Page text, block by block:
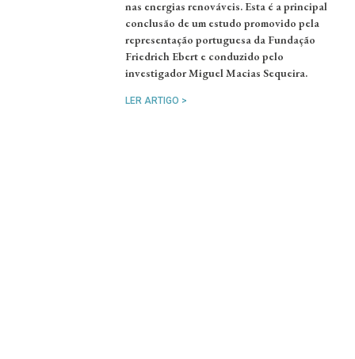
nas energias renováveis. Esta é a principal
conclusão de um estudo promovido pela
representação portuguesa da Fundação
Friedrich Ebert e conduzido pelo
investigador Miguel Macias Sequeira.
LER ARTIGO >